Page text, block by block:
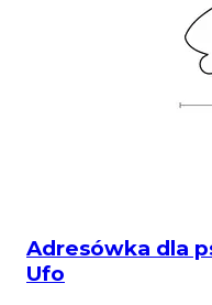
Adresówka dla
Ufo